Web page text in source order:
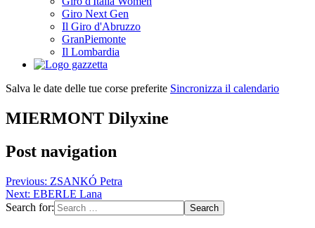
Giro Next Gen
Il Giro d'Abruzzo
GranPiemonte
Il Lombardia
Salva le date delle tue corse preferite Sincronizza il calendario
MIERMONT Dilyxine
Post navigation
Previous: ZSANKÓ Petra
Next: EBERLE Lana
Search for: